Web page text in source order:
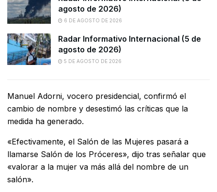
agosto de 2026)
6 DE AGOSTO DE 2026
Radar Informativo Internacional (5 de
agosto de 2026)
5 DE AGOSTO DE 2026
Manuel Adorni, vocero presidencial, confirmó el
cambio de nombre y desestimó las críticas que la
medida ha generado.
«Efectivamente, el Salón de las Mujeres pasará a
llamarse Salón de los Próceres», dijo tras señalar que
«valorar a la mujer va más allá del nombre de un
salón».